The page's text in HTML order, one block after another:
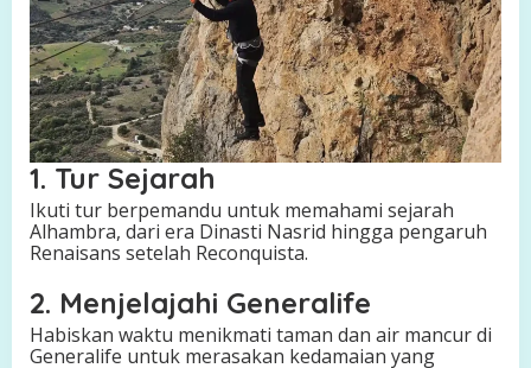
1. Tur Sejarah
Ikuti tur berpemandu untuk memahami sejarah
Alhambra, dari era Dinasti Nasrid hingga pengaruh
Renaisans setelah Reconquista.
2. Menjelajahi Generalife
Habiskan waktu menikmati taman dan air mancur di
Generalife untuk merasakan kedamaian yang